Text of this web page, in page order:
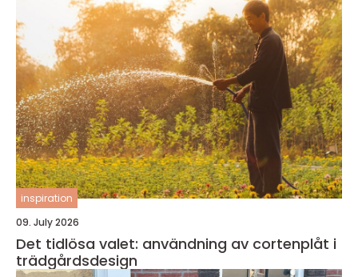
inspiration
09. July 2026
Det tidlösa valet: användning av cortenplåt i
trädgårdsdesign